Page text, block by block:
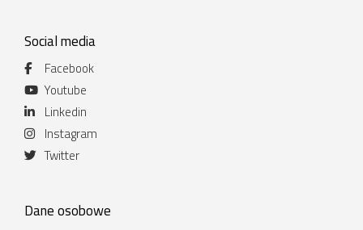
Social media
Facebook
Youtube
Linkedin
Instagram
Twitter
Dane osobowe